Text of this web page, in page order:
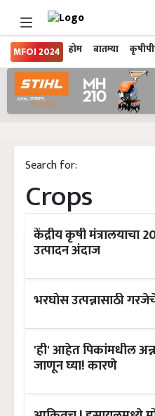
MFOI 2024 होम बातम्या
Search for:
Crops
केंद्रीय कृषी मंत्रालयाचा
उत्पादन अंदाज
भरघोस उत्पन्नासाठी
'ही' आहेत पिकांमधील
जाणून घ्या! कारणे